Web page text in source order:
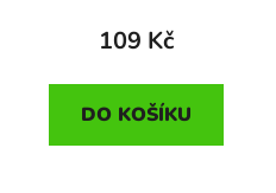
109 Kč
DO KOŠÍKU